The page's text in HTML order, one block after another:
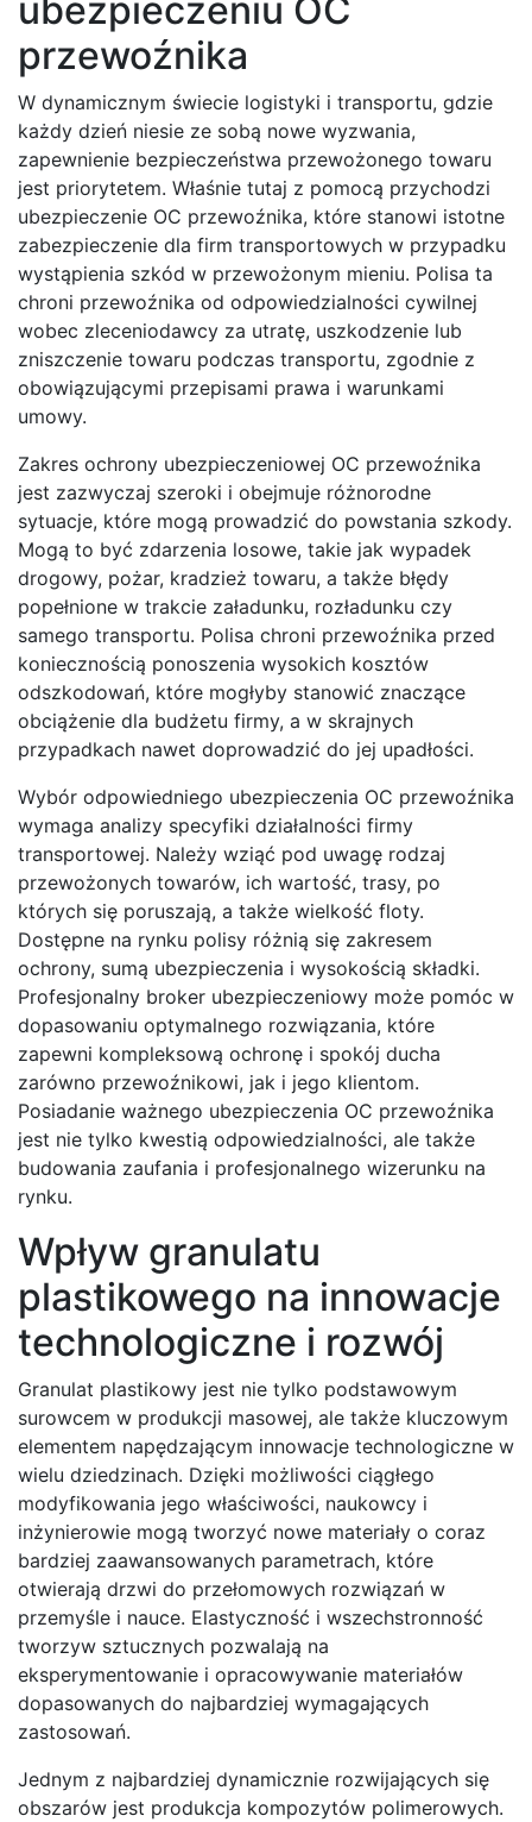
ubezpieczeniu OC
przewoźnika
W dynamicznym świecie logistyki i transportu, gdzie
każdy dzień niesie ze sobą nowe wyzwania,
zapewnienie bezpieczeństwa przewożonego towaru
jest priorytetem. Właśnie tutaj z pomocą przychodzi
ubezpieczenie OC przewoźnika, które stanowi istotne
zabezpieczenie dla firm transportowych w przypadku
wystąpienia szkód w przewożonym mieniu. Polisa ta
chroni przewoźnika od odpowiedzialności cywilnej
wobec zleceniodawcy za utratę, uszkodzenie lub
zniszczenie towaru podczas transportu, zgodnie z
obowiązującymi przepisami prawa i warunkami
umowy.
Zakres ochrony ubezpieczeniowej OC przewoźnika
jest zazwyczaj szeroki i obejmuje różnorodne
sytuacje, które mogą prowadzić do powstania szkody.
Mogą to być zdarzenia losowe, takie jak wypadek
drogowy, pożar, kradzież towaru, a także błędy
popełnione w trakcie załadunku, rozładunku czy
samego transportu. Polisa chroni przewoźnika przed
koniecznością ponoszenia wysokich kosztów
odszkodowań, które mogłyby stanowić znaczące
obciążenie dla budżetu firmy, a w skrajnych
przypadkach nawet doprowadzić do jej upadłości.
Wybór odpowiedniego ubezpieczenia OC przewoźnika
wymaga analizy specyfiki działalności firmy
transportowej. Należy wziąć pod uwagę rodzaj
przewożonych towarów, ich wartość, trasy, po
których się poruszają, a także wielkość floty.
Dostępne na rynku polisy różnią się zakresem
ochrony, sumą ubezpieczenia i wysokością składki.
Profesjonalny broker ubezpieczeniowy może pomóc w
dopasowaniu optymalnego rozwiązania, które
zapewni kompleksową ochronę i spokój ducha
zarówno przewoźnikowi, jak i jego klientom.
Posiadanie ważnego ubezpieczenia OC przewoźnika
jest nie tylko kwestią odpowiedzialności, ale także
budowania zaufania i profesjonalnego wizerunku na
rynku.
Wpływ granulatu
plastikowego na innowacje
technologiczne i rozwój
Granulat plastikowy jest nie tylko podstawowym
surowcem w produkcji masowej, ale także kluczowym
elementem napędzającym innowacje technologiczne w
wielu dziedzinach. Dzięki możliwości ciągłego
modyfikowania jego właściwości, naukowcy i
inżynierowie mogą tworzyć nowe materiały o coraz
bardziej zaawansowanych parametrach, które
otwierają drzwi do przełomowych rozwiązań w
przemyśle i nauce. Elastyczność i wszechstronność
tworzyw sztucznych pozwalają na
eksperymentowanie i opracowywanie materiałów
dopasowanych do najbardziej wymagających
zastosowań.
Jednym z najbardziej dynamicznie rozwijających się
obszarów jest produkcja kompozytów polimerowych.